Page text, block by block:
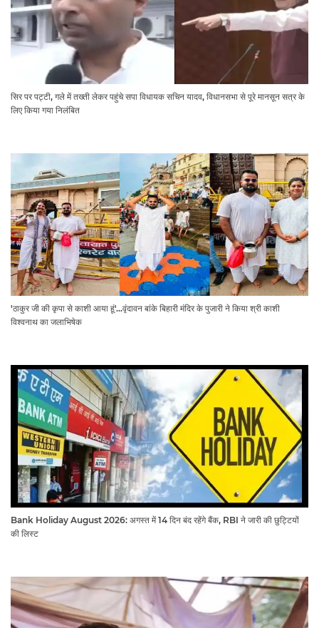
सिर पर पट्टी, गले में तख्ती लेकर पहुंचे सपा विधायक सचिन यादव, विधानसभा से पूरे मानसून सत्र के
लिए किया गया निलंबित
'ठाकुर जी की कृपा से काशी आया हूं'...वृंदावन बांके बिहारी मंदिर के पुजारी ने किया श्री काशी
विश्वनाथ का जलाभिषेक
Bank Holiday August 2026: अगस्त में 14 दिन बंद रहेंगे बैंक, RBI ने जारी की छुट्टियों
की लिस्ट​​​​​​​